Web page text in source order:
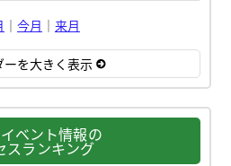
｜ 今月 ｜ 来月
ーを大きく表示
ベント情報の
スランキング